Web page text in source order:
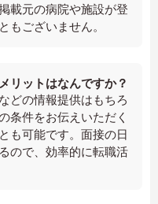
載元の病院や施設が登
もございません。
リットはなんですか？
どの情報提供はもちろ
条件をお伝えいただく
も可能です。面接の日
ので、効率的に転職活